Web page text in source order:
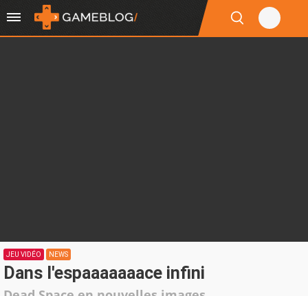
JEU VIDÉO NEWS
Dans l'espaaaaaaace infini